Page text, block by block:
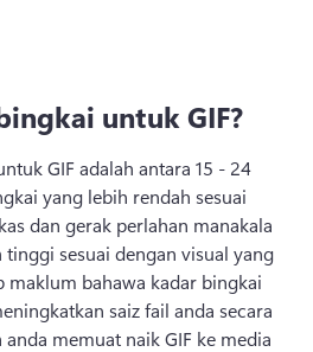
untuk GIF?
GIF adalah antara 15 - 24
yang lebih rendah sesuai
dan gerak perlahan manakala
sesuai dengan visual yang
maklum bahawa kadar bingkai
saiz fail anda secara
memuat naik GIF ke media